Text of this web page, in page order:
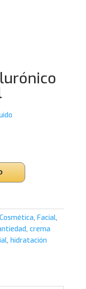
Cosmética, Facial,
, crema
, hidratación